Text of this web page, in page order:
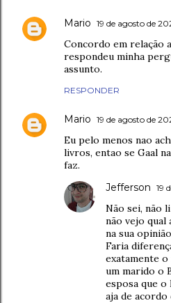
Mario 19 de agosto de
Concordo em relação
respondeu minha
assunto.
RESPONDER
Mario 19 de agosto de
Eu pelo menos nao
livros, entao se Gaal
faz.
Jefferson 19
Não sei, não
não vejo qual
na sua
Faria
exatamente
um marido o
esposa que
aja de acordo